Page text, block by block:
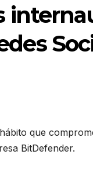
que
BitDefender.